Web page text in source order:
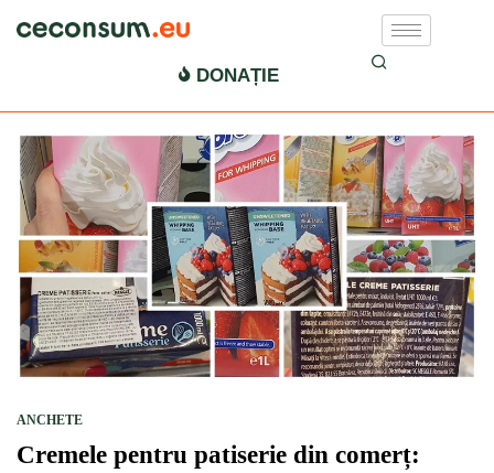
ulei de palmier hidrogenat
DONAȚIE
ANCHETE
Cremele pentru patiserie din comerț: